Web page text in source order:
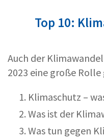
Top 10:
Auch der
2023 eine große
Klimaschutz –
Was ist der
Was tun gegen